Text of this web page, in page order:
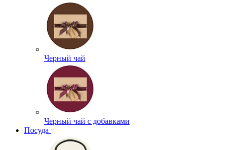
Черный чай
Черный чай с добавками
Посуда